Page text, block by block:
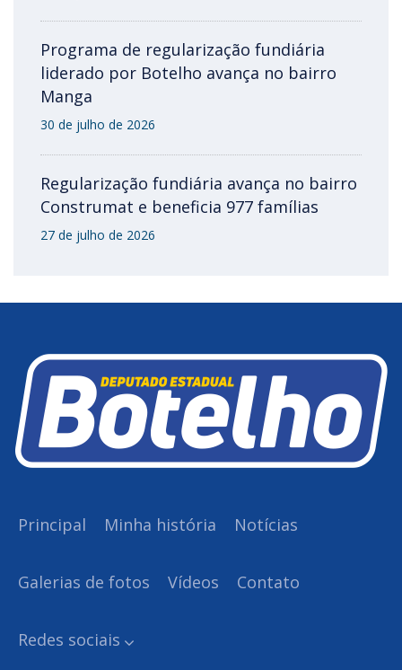
Programa de regularização fundiária
liderado por Botelho avança no bairro
Manga
30 de julho de 2026
Regularização fundiária avança no bairro
Construmat e beneficia 977 famílias
27 de julho de 2026
Principal Minha história Notícias
Galerias de fotos Vídeos Contato
Redes sociais